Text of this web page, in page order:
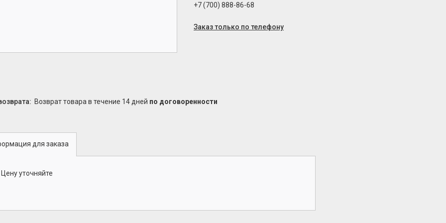
+7 (700) 888-86-68
Заказ только по телефону
возврат товара в течение 14 дней по договоренности
для заказа
Цену уточняйте